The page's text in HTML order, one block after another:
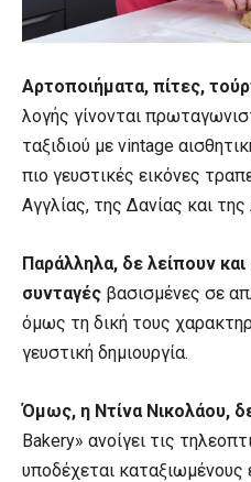
Αρτοποιήματα, πίτες,
λογής γίνονται
ταξιδιού με vintage
πιο γευστικές εικόνες
Αγγλίας, της Δανίας και της
Παράλληλα, δε λείπουν
συνταγές βασισμένες σε
όμως τη δική τους
γευστική δημιουργία.
Όμως, η Ντίνα Νικολάου,
Bakery» ανοίγει τις
υποδέχεται